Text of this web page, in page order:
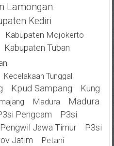
Lamongan
Kediri
Kabupaten Mojokerto
Kabupaten Tuban
Kecelakaan Tunggal
Kpud Sampang
Kung
Madura
Madura
Pengcam
P3si
Jawa Timur
P3si
Jatim Petani